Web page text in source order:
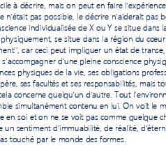
à décrire, mais on peut en faire l’expérience
n’était pas possible, le décrire n’aiderait pas
individualisée de X ou Y se situe dans
se situe dans la région du cœur.
car ceci peut impliquer un état de
accompagner d’une pleine conscience
physiques de la vie, ses obligations
ses facultés et ses responsabilités, mais
concerne quelqu’un d’autre. Tout
simultanément contenu en lui. On voit le
en soi et on ne se voit pas comme quelque
un sentiment d’immuabilité, de réalité,
touché par le monde des formes.